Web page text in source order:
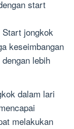
start
Start jongkok
keseimbangan
lebih
dalam lari
melakukan